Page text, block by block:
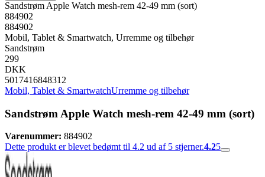
Sandstrøm Apple Watch mesh-rem 42-49 mm (sort)
884902
884902
Mobil, Tablet & Smartwatch, Urremme og tilbehør
Sandstrøm
299
DKK
5017416848312
Mobil, Tablet & SmartwatchUrremme og tilbehør
Sandstrøm Apple Watch mesh-rem 42-49 mm (sort)
Varenummer: 884902
Dette produkt er blevet bedømt til 4.2 ud af 5 stjerner.4.25